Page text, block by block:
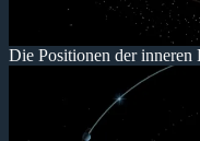
Die Positionen der inneren